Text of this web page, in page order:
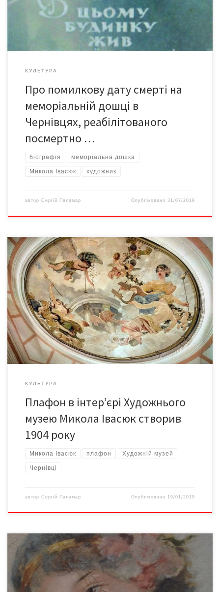
посвячення у студенти біля пам’ятника «Художникам –
жертвам репресій», якому закарбовано пам’ять про
українських митців – жертви комуністичного […]
КУЛЬТУРА
Про помилкову дату смерті на
меморіальній дошці в
Чернівцях, реабілітованого
посмертно …
біографія меморіальна дошка
Микола Івасюк художник
автор Сергій Паламар Опубліковано31/07/2019
Нині ми впевнено можемо говорити про це: Микола Івасюк
створив алегоричну композицію для плафону в інтер’єрі
колишньої ощадної каси в Чернівцях 115 років тому. Саме тоді
– 27 лютого 1904 року чернівецька газета «Czernowitzer
Tagblatt» повідомляла, що Микола Івасюк «з радістю виконує
твір для декоративного оздоблення сходів місцевої Ощадної
[…]
КУЛЬТУРА
Плафон в інтер’єрі Художнього
музею Микола Івасюк створив
1904 року
Микола Івасюк плафон Художній музей
Чернівці
автор Сергій Паламар Опубліковано 19/01/2019
Відкрите звернення до Чернівецького міського голови
Шановний Олексію Павловичу! Якщо Ви дасте вказівку 4-5-ти
будівельникам, які за 2-3 години знімуть полотно всесвітньо